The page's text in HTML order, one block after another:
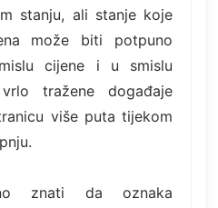
stanju, ali stanje koje
može biti potpuno
cijene i u smislu
tražene događaje
više puta tijekom
znati da oznaka